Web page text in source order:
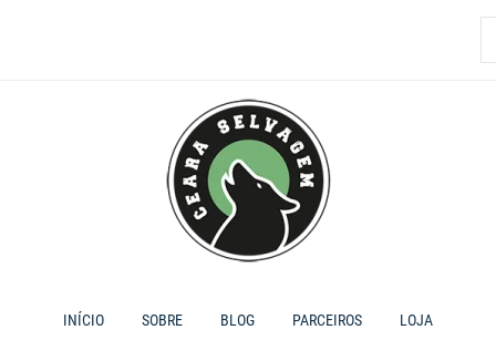
INÍCIO SOBRE BLOG PARCEIROS LOJA